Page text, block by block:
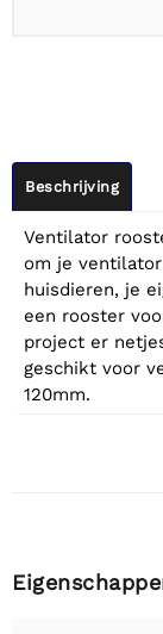
Beschrijving
Ventilator
om je
huisdieren, je
een rooster
project er
geschikt voor
120mm.